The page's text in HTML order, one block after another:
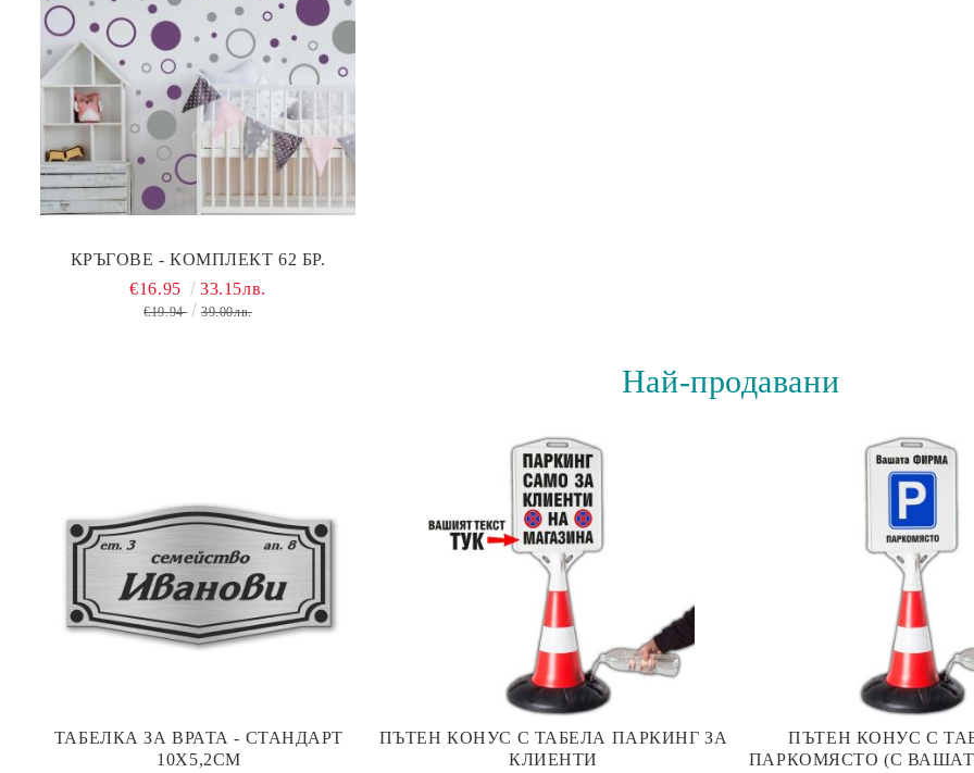
КРЪГОВЕ - КОМПЛЕКТ 62 БР.
€16.95 33.15лв.
€19.94 39.00лв.
Най-продавани
ТАБЕЛКА ЗА ВРАТА - СТАНДАРТ
10Х5,2СМ
ПЪТЕН КОНУС С ТАБЕЛА ПАРКИНГ ЗА
КЛИЕНТИ
ПЪТЕН КОНУС С
ПАРКОМЯСТО (С